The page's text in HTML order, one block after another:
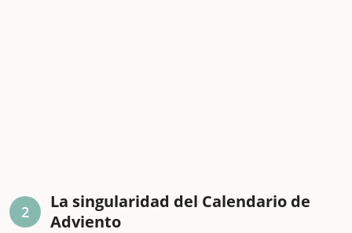
2
La singularidad del Calendario de
Adviento